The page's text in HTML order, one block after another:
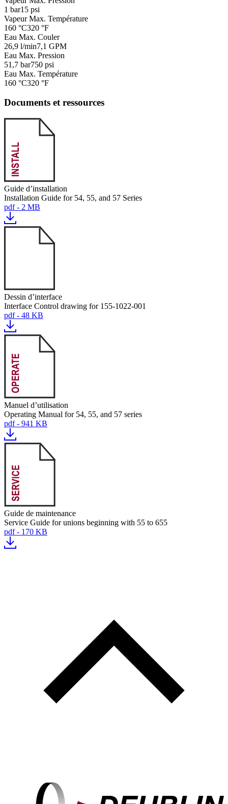
1 bar15 psi
Vapeur Max. Température
160 °C320 °F
Eau Max. Couler
26,9 l/min7,1 GPM
Eau Max. Pression
51,7 bar750 psi
Eau Max. Température
160 °C320 °F
Documents et ressources
Guide d’installation
Installation Guide for 54, 55, and 57 Series
pdf - 2 MB
Dessin d’interface
Interface Control drawing for 155-1022-001
pdf - 48 KB
Manuel d’utilisation
Operating Manual for 54, 55, and 57 series
pdf - 941 KB
Guide de maintenance
Service Guide for unions beginning with 55 to 655
pdf - 170 KB